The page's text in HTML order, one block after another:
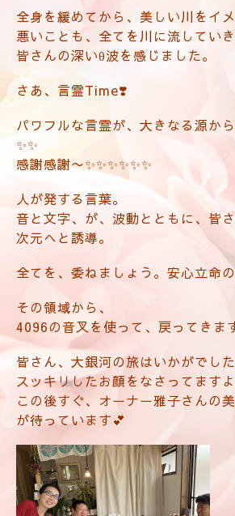
全身を緩めてから、美しい川をイ
悪いことも、全てを川に流していき
皆さんの深いθ波を感じました。
さあ、言霊Time❣️
パワフルな言霊が、大きなる源か
✨✨
感謝感謝〜✨✨✨✨✨✨
人が発する言葉。
音と文字、が、波動とともに、皆
次元へと誘導。
全てを、委ねましょう。安心立命の
その領域から、
4096の音叉を使って、戻ってきま
皆さん、大銀河の旅はいかがでし
スッキリしたお顔をなさってます
この後すぐ、オーナー雅子さんの
が待っています💕